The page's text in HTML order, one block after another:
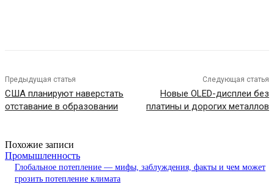
Предыдущая статья
США планируют наверстать
отставание в образовании
Следующая статья
Новые OLED-дисплеи без
платины и дорогих металлов
Похожие записи
Промышленность
Глобальное потепление — мифы, заблуждения, факты и чем может
грозить потепление климата